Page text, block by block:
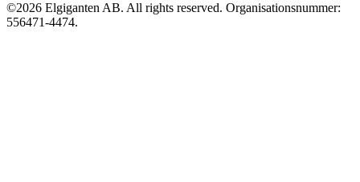
©2026 Elgiganten AB. All rights reserved. Organisationsnummer:
556471-4474.